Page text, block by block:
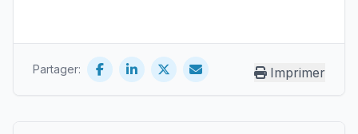
Partager: Imprimer